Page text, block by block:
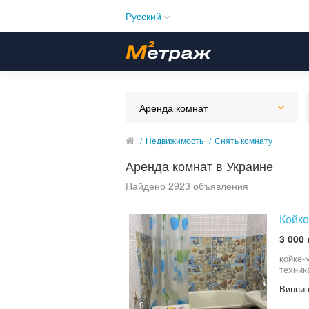
Русский
Українська
Аренда комнат
/ Недвижимость / Снять комнату
Аренда комнат в Украине
Найдено 2923 объявления
9
3 000